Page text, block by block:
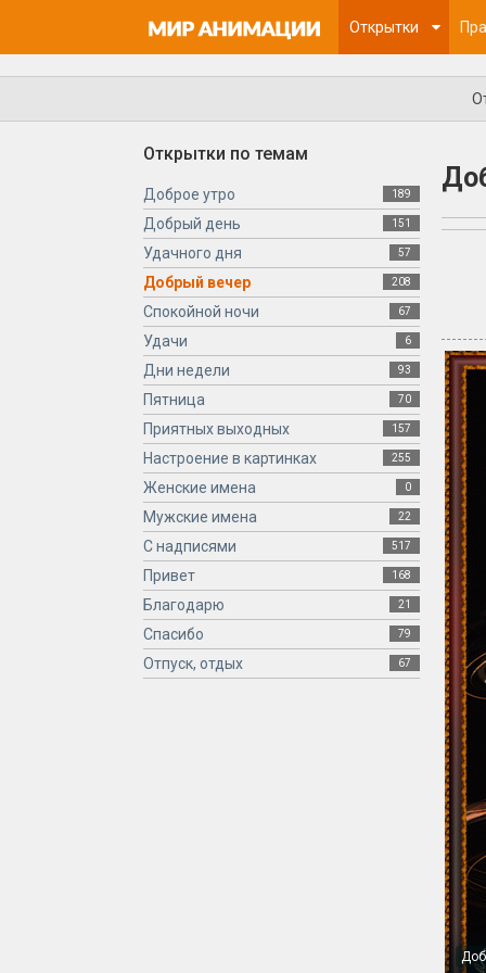
Открытки
Открытки по темам
Доброе утро 189
Добрый день 151
Удачного дня 57
Добрый вечер 208
Спокойной ночи 67
Удачи 6
Дни недели 93
Пятница 70
Приятных выходных 157
Настроение в картинках 255
Женские имена 0
Мужские имена 22
С надписями 517
Привет 168
Благодарю 21
Спасибо 79
Отпуск, отдых 67